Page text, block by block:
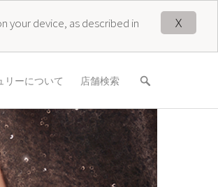
X
your device, as described in
リーについて 店舗検索